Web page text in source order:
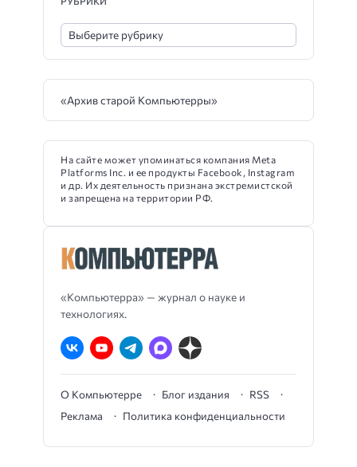
«Компьютерра» — журнал о науке и
технологиях.
О Компьютерре Блог издания
RSS
Реклама
Политика конфиденциальности
«Архив старой Компьютерры»
На сайте может упоминаться компания Meta
Platforms Inc. и ее продукты Facebook, Instagram
и др. Их деятельность признана экстремистской
и запрещена на территории РФ.